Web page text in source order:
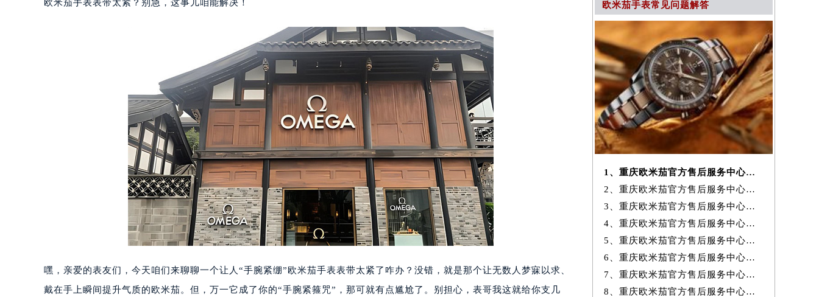
欧米茄手表表带太紧？别急，这事儿咱能解决！
嘿，亲爱的表友们，今天咱们来聊聊一个让人“手腕紧绷”欧米茄手表表带太紧了咋办？没错，就是那个让无数人梦寐以求、
戴在手上瞬间提升气质的欧米茄。但，万一它成了你的“手腕紧箍咒”，那可就有点尴尬了。别担心，表哥我这就给你支几
欧米茄手表常见问题解答
1、重庆欧米茄官方售后服务中心｜全部地址与24小时客服电话权威信息公
2、重庆欧米茄官方售后服务中心｜服务电话及全部网点地址权威信息公示
3、重庆欧米茄官方售后服务中心｜地址与官方服务热线权威信息公示（2026
4、重庆欧米茄官方售后服务中心｜服务热线及全部网点地址权威信息公示
5、重庆欧米茄官方售后服务中心｜维修地址及售后热线权威信息公示（2026
6、重庆欧米茄官方售后服务中心｜全新服务电话及详细维修地址权威信息
7、重庆欧米茄官方售后服务中心｜全新地址与官方售后热线权威信息公示
8、重庆欧米茄官方售后服务中心｜网点地址与官方售后电话权威信息公示